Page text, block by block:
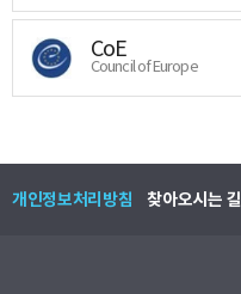
CoE
Council of Europe
개인정보처리방침 찾아오시는 길